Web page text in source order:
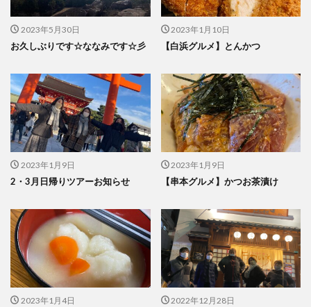
2023年5月30日
お久しぶりです☆ななみです☆彡
2023年1月10日
【白浜グルメ】とんかつ
2023年1月9日
2・3月日帰りツアーお知らせ
2023年1月9日
【串本グルメ】かつお茶漬け
2023年1月4日 2022年12月28日